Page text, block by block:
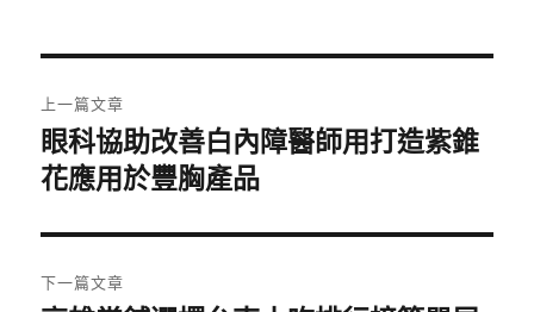
章
導
覽
上一篇文章
上
一
文
章:
眼科協助改善白內障醫師用打造紫錐
花應用於豐胸產品
下一篇文章